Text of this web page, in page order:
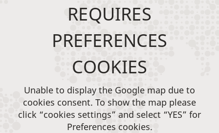
REQUIRES
PREFERENCES
COOKIES
Unable to display the Google map due to
cookies consent. To show the map please
click “cookies settings” and select “YES” for
Preferences cookies.